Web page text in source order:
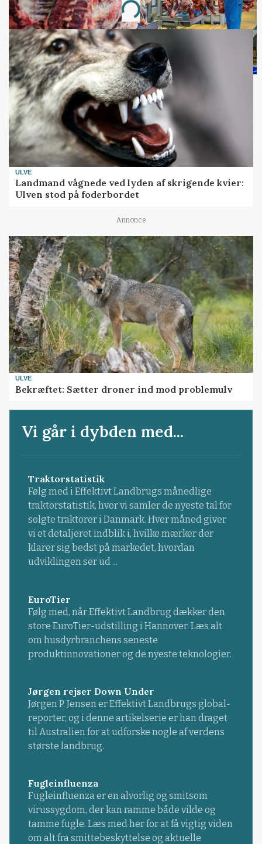
Loading...
ULVE
Landmand vågnede ved lyden af skrigende kvier:
Ulven stod på foderbordet
Annonce
ULVE
Bekræftet: Sætter droner ind mod problemulv
Vi går i dybden med...
Traktorstatistik
Følg med i Effektivt Landbrugs månedlige
traktorstatistik, hvor vi samler de nyeste tal for
solgte traktorer i Danmark. Hver måned giver
vi et detaljeret indblik i, hvilke mærker der
klarer sig bedst på markedet, hvordan
udviklingen ser ud ...
EuroTier
Følg med, når Effektivt Landbrug dækker den
store EuroTier-udstilling i Hannover. Læs alt
om husdyrbranchens seneste
produktinnovationer og de nyeste teknologier.
Jørgen rejser Down Under
Jørgen P. Jensen er Effektivt Landbrugs global-
reporter, og i denne artikelserie er han draget
til Australien for at udforske nogle af verdens
største landbrug.
Fugleinfluenza
Fugleinfluenza er en alvorlig og smitsom
virussygdom, der kan ramme både vilde og
tamme fugle. Læs med her for at få vigtig viden
om alt fra smittebeskyttelse og aktuelle